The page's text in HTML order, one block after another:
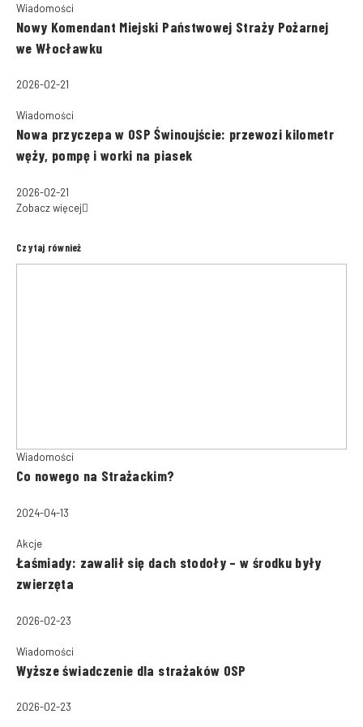
Wiadomości
Nowy Komendant Miejski Państwowej Straży Pożarnej
we Włocławku
2026-02-21
Wiadomości
Nowa przyczepa w OSP Świnoujście: przewozi kilometr
węży, pompę i worki na piasek
2026-02-21
Zobacz więcej
Czytaj również
Wiadomości
Co nowego na Strażackim?
2024-04-13
Akcje
Łaśmiady: zawalił się dach stodoły – w środku były
zwierzęta
2026-02-23
Wiadomości
Wyższe świadczenie dla strażaków OSP
2026-02-23